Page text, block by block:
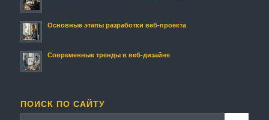
Основные этапы разработки веб-проекта
Современные тренды в веб-дизайне
ПОИСК ПО САЙТУ